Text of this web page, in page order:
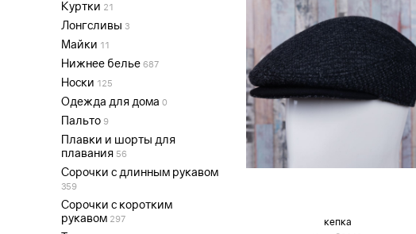
кепка
Куртки 21
Лонгсливы 3
Майки 11
Нижнее белье 687
Носки 125
Одежда для дома 0
Пальто 9
Плавки и шорты для
плавания 56
Сорочки с длинным рукавом
359
Сорочки с коротким
рукавом 297